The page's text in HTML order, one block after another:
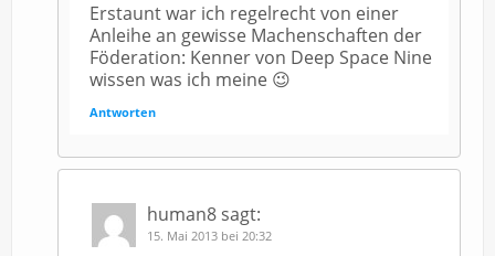
Erstaunt war ich regelrecht von einer
Anleihe an gewisse Machenschaften der
Föderation: Kenner von Deep Space Nine
wissen was ich meine 😉
Antworten
human8 sagt:
15. Mai 2013 bei 20:32